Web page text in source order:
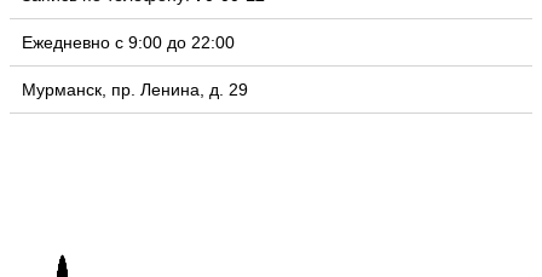
Ежедневно с 9:00 до 22:00
Мурманск, пр. Ленина, д. 29